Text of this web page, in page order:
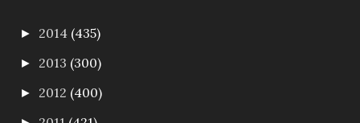
► 2014 (435)
► 2013 (300)
► 2012 (400)